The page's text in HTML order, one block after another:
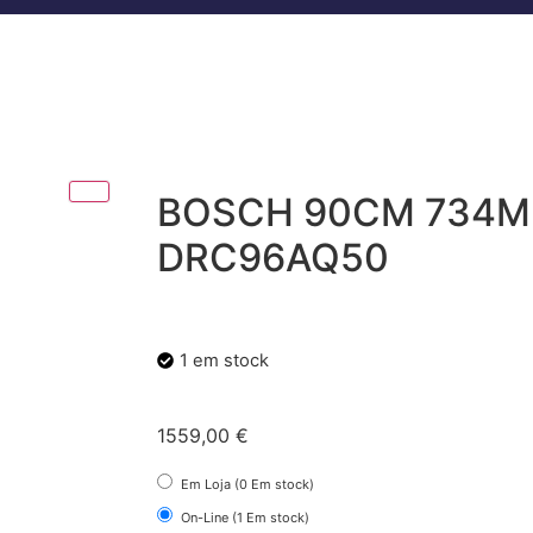
BOSCH 90CM
DRC96AQ50
1 em stock
1559,00 €
Em Loja (0 Em stock)
On-Line (1 Em stock)